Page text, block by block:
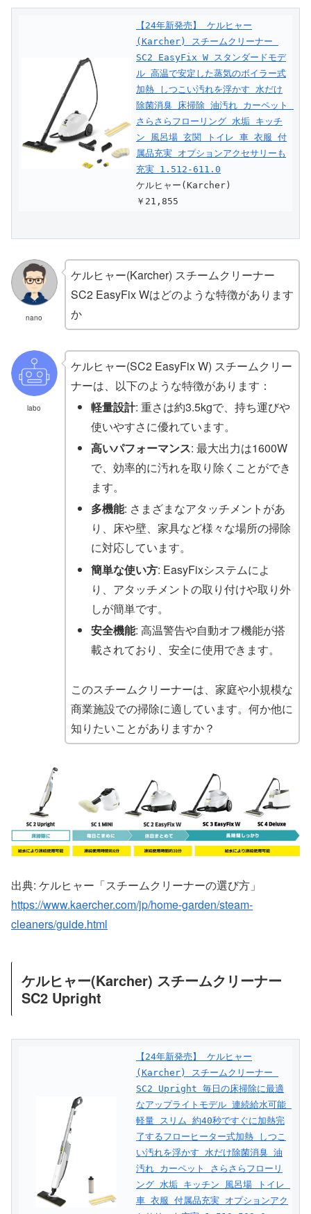
【24年新発売】 ケルヒャー
(Karcher) スチームクリーナー
SC2 EasyFix W スタンダードモデ
ル 高温で安定した蒸気のボイラー式
加熱 しつこい汚れを浮かす 水だけ
除菌消臭 床掃除 油汚れ カーペット
さらさらフローリング 水垢 キッチ
ン 風呂場 玄関 トイレ 車 衣服 付
属品充実 オプションアクセサリーも
充実 1.512-611.0
ケルヒャー(Karcher)
￥21,855
nano
ケルヒャー(Karcher) スチームクリーナー
SC2 EasyFix Wはどのような特徴があります
か
labo
ケルヒャー(SC2 EasyFix W) スチームクリー
ナーは、以下のような特徴があります：
軽量設計: 重さは約3.5kgで、持ち運びや
使いやすさに優れています。
高いパフォーマンス: 最大出力は1600W
で、効率的に汚れを取り除くことができ
ます。
多機能: さまざまなアタッチメントがあ
り、床や壁、家具など様々な場所の掃除
に対応しています。
簡単な使い方: EasyFixシステムによ
り、アタッチメントの取り付けや取り外
しが簡単です。
安全機能: 高温警告や自動オフ機能が搭
載されており、安全に使用できます。
このスチームクリーナーは、家庭や小規模な
商業施設での掃除に適しています。何か他に
知りたいことがありますか？
出典: ケルヒャー「スチームクリーナーの選び方」
https://www.kaercher.com/jp/home-garden/steam-
cleaners/guide.html
ケルヒャー(Karcher) スチームクリーナー
SC2 Upright
【24年新発売】 ケルヒャー
(Karcher) スチームクリーナー
SC2 Upright 毎日の床掃除に最適
なアップライトモデル 連続給水可能
軽量 スリム 約40秒ですぐに加熱完
了するフローヒーター式加熱 しつこ
い汚れを浮かす 水だけ除菌消臭 油
汚れ カーペット さらさらフローリ
ング 水垢 キッチン 風呂場 トイレ
車 衣服 付属品充実 オプションアク